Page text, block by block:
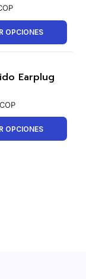
OPCIONES
Earplug
OPCIONES